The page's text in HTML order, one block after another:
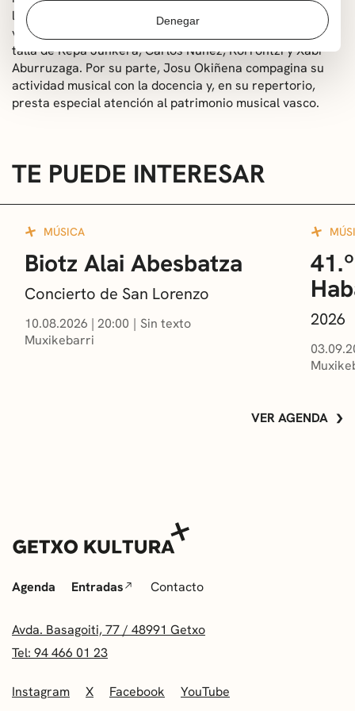
Denegar
las bandas de txistularis de Bilbao y Vitoria durante
varios años y ha colaborado con artistas y grupos de la
talla de Kepa Junkera, Carlos Núñez, Korrontzi y Xabi
Aburruzaga. Por su parte, Josu Okiñena compagina su
actividad musical con la docencia y, en su repertorio,
presta especial atención al patrimonio musical vasco.
TE PUEDE INTERESAR
MÚSICA
Biotz Alai Abesbatza
Concierto de San Lorenzo
10.08.2026 | 20:00
Sin texto
Muxikebarri
2026
VER AGENDA
Agenda Entradas Contacto
Avda. Basagoiti, 77 / 48991 Getxo
Tel: 94 466 01 23
Instagram X Facebook YouTube